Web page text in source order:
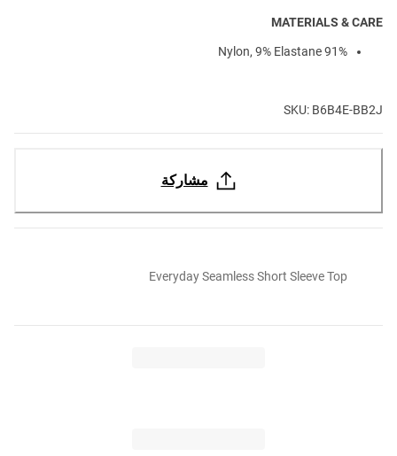
MATERIALS & CARE
91% Nylon, 9% Elastane
SKU: B6B4E-BB2J
مشاركة
Everyday Seamless Short Sleeve Top